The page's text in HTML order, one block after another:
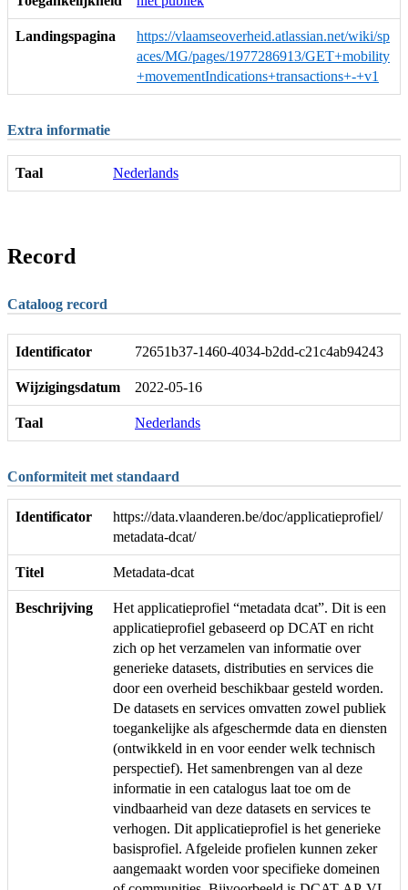
Landingspagina
https://vlaamseoverheid.atlassian.net/wiki/sp
aces/MG/pages/1977286913/GET+mobility
+movementIndications+transactions+-+v1
Extra informatie
Taal Nederlands
Record
Cataloog record
Identificator 72651b37-1460-4034-b2dd-c21c4ab94243
Wijzigingsdatum 2022-05-16
Taal Nederlands
Conformiteit met standaard
Identificator
https://data.vlaanderen.be/doc/applicatieprofiel/
metadata-dcat/
Titel Metadata-dcat
Beschrijving
Het applicatieprofiel “metadata dcat”. Dit is een
applicatieprofiel gebaseerd op DCAT en richt
zich op het verzamelen van informatie over
generieke datasets, distributies en services die
door een overheid beschikbaar gesteld worden.
De datasets en services omvatten zowel publiek
toegankelijke als afgeschermde data en diensten
(ontwikkeld in en voor eender welk technisch
perspectief). Het samenbrengen van al deze
informatie in een catalogus laat toe om de
vindbaarheid van deze datasets en services te
verhogen. Dit applicatieprofiel is het generieke
basisprofiel. Afgeleide profielen kunnen zeker
aangemaakt worden voor specifieke domeinen